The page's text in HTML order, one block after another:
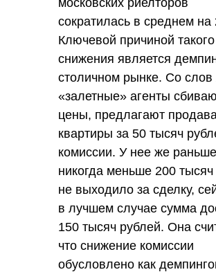
московских риелторов
сократилась в среднем на
Ключевой причиной такого
снижения является
столичном рынке. Со
«залетные» агенты
цены, предлагают
квартиры за 50 тысяч
комиссии. У нее же раньше
никогда меньше 200 тысяч
не выходило за сделку,
в лучшем случае сумма
150 тысяч рублей. Она
что снижение комиссии
обусловлено как